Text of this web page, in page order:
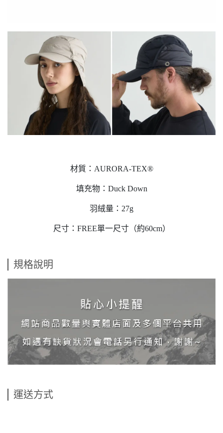
材質：AURORA-TEX®
填充物：Duck Down
羽絨量：27g
尺寸：FREE單一尺寸（約60cm）
規格說明
運送方式